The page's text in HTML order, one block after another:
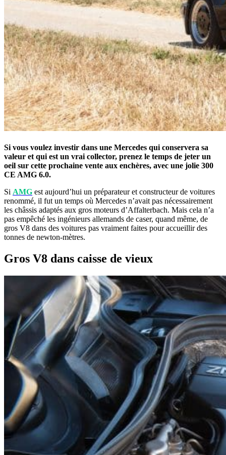
Si vous voulez investir dans une Mercedes qui conservera sa
valeur et qui est un vrai collector, prenez le temps de jeter un
oeil sur cette prochaine vente aux enchères, avec une jolie 300
CE AMG 6.0.
Si AMG est aujourd’hui un préparateur et constructeur de voitures
renommé, il fut un temps où Mercedes n’avait pas nécessairement
les châssis adaptés aux gros moteurs d’Affalterbach. Mais cela n’a
pas empêché les ingénieurs allemands de caser, quand même, de
gros V8 dans des voitures pas vraiment faites pour accueillir des
tonnes de newton-mètres.
Gros V8 dans caisse de vieux